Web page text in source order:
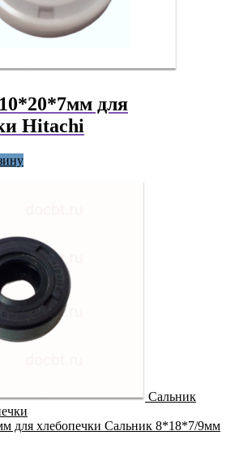
для
Hitachi
Сальник
Сальник 8*18*7/9мм